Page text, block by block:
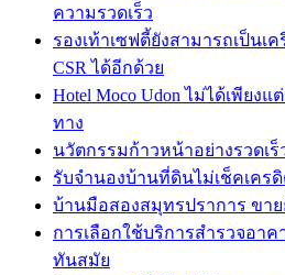
ความรวดเร็ว
รองเท้าเซฟตี้ยังสามารถเป็นเ
CSR ได้อีกด้วย
Hotel Moco Udon ไม่ได้เพียง
ทาง
นวัตกรรมก้าวหน้าอย่างรวดเร็
รับจำนองบ้านที่ดินไม่เช็คเคร
บ้านมือสองสมุทรปราการ ขาย
การเลือกใช้บริการสำรวจอา
ทันสมัย